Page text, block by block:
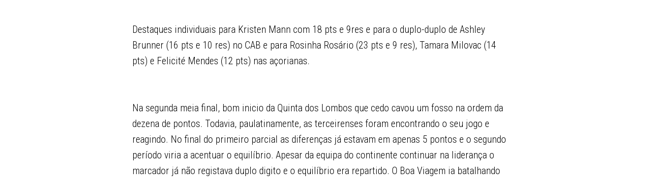
Destaques individuais para Kristen Mann com 18 pts e 9res e para o duplo-duplo de Ashley
Brunner (16 pts e 10 res) no CAB e para Rosinha Rosário (23 pts e 9 res), Tamara Milovac (14
pts) e Felicité Mendes (12 pts) nas açorianas.
Na segunda meia final, bom inicio da Quinta dos Lombos que cedo cavou um fosso na ordem da
dezena de pontos. Todavia, paulatinamente, as terceirenses foram encontrando o seu jogo e
reagindo. No final do primeiro parcial as diferenças já estavam em apenas 5 pontos e o segundo
período viria a acentuar o equilíbrio. Apesar da equipa do continente continuar na liderança o
marcador já não registava duplo digito e o equilíbrio era repartido. O Boa Viagem ia batalhando